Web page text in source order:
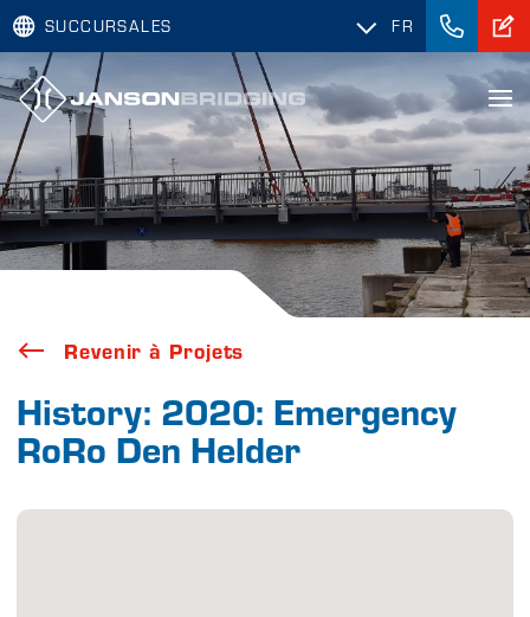
SUCCURSALES FR
Revenir à Projets
History: 2020: Emergency
RoRo Den Helder